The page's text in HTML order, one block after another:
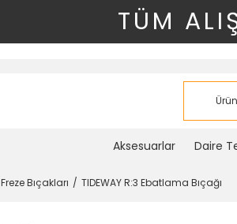
TÜM
Aksesuarlar Daire
Freze Bıçakları TIDEWAY R:3 Ebatlama Bıçağı